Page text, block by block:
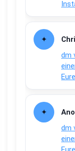
dm
dm